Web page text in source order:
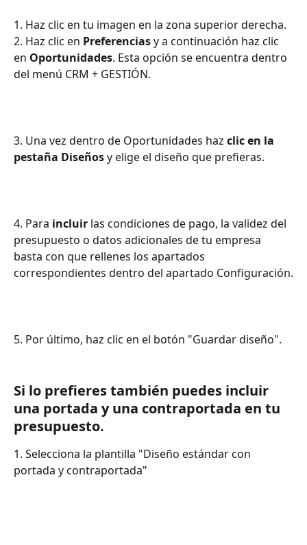
1. Haz clic en tu imagen en la zona superior derecha.
2. Haz clic en Preferencias y a continuación haz clic
en Oportunidades. Esta opción se encuentra dentro
del menú CRM + GESTIÓN.
3. Una vez dentro de Oportunidades haz clic en la
pestaña Diseños y elige el diseño que prefieras.
4. Para incluir las condiciones de pago, la validez del
presupuesto o datos adicionales de tu empresa
basta con que rellenes los apartados
correspondientes dentro del apartado Configuración.
5. Por último, haz clic en el botón "Guardar diseño".
Si lo prefieres también puedes incluir
una portada y una contraportada en tu
presupuesto.
1. Selecciona la plantilla "Diseño estándar con
portada y contraportada"